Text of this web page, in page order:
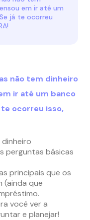
em ir até um
já te ocorreu
não tem dinheiro
ir até um banco
ocorreu isso,
perguntas básicas
principais que os
(ainda que
você ver a
e planejar!